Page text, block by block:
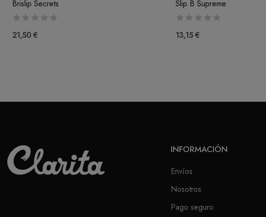
Brislip Secrets
21,50 €
Slip B Supreme
13,15 €
INFORMACIÓN
Envíos
Nosotros
Pago seguro